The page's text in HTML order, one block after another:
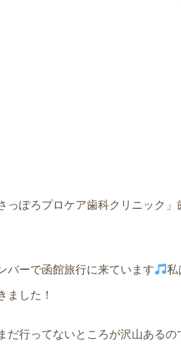
っぽろプロケア歯科クリニック
バーで函館旅行に来ています 私
ました！
だ行ってないところが沢山ある